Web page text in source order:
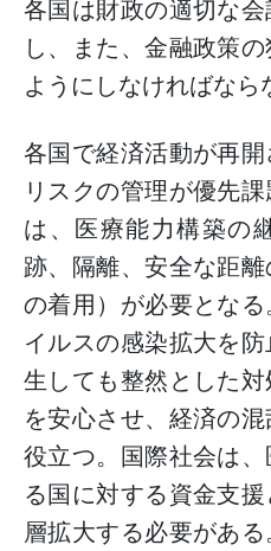
各国は財政の適切な
し、また、金融政策
ようにしなければなら
各国で経済活動が再
リスクの管理が優先
は、医療能力構築の
跡、隔離、安全な距
の着用）が必要とな
イルスの感染拡大を
生しても整然とした
を安心させ、経済の
役立つ。国際社会は
る国に対する資金支
層拡大する必要があ